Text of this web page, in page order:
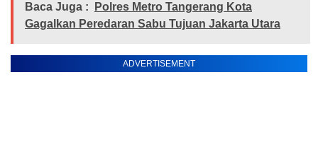
Baca Juga :
Polres Metro Tangerang Kota
Gagalkan Peredaran Sabu Tujuan Jakarta Utara
ADVERTISEMENT